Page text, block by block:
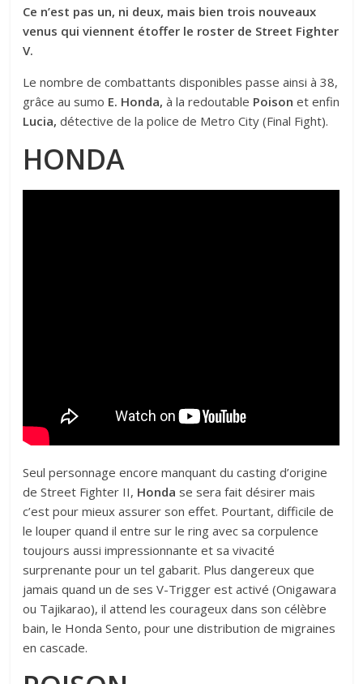
Ce n’est pas un, ni deux, mais bien trois nouveaux
venus qui viennent étoffer le roster de Street Fighter
V.
Le nombre de combattants disponibles passe ainsi à 38,
grâce au sumo E. Honda,à la redoutable Poisonet enfin
Lucia,détective de la police de Metro City (Final Fight).
HONDA
Seul personnage encore manquant du casting d’origine
de Street Fighter II, Honda se sera fait désirer mais
c’est pour mieux assurer son effet. Pourtant, difficile de
le louper quand il entre sur le ring avec sa corpulence
toujours aussi impressionnante et sa vivacité
surprenante pour un tel gabarit. Plus dangereux que
jamais quand un de ses V-Trigger est activé (Onigawara
ou Tajikarao), il attend les courageux dans son célèbre
bain, le Honda Sento, pour une distribution de migraines
en cascade.